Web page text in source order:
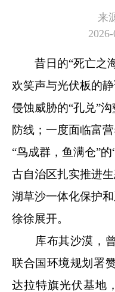
来
昔日的“死亡之
欢笑声与光伏板的
侵蚀威胁的“孔兑”
防线；一度面临富
“鸟成群，鱼满仓”
古自治区扎实推进
湖草沙一体化保护
徐徐展开。
库布其沙漠，
联合国环境规划署
达拉特旗光伏基地